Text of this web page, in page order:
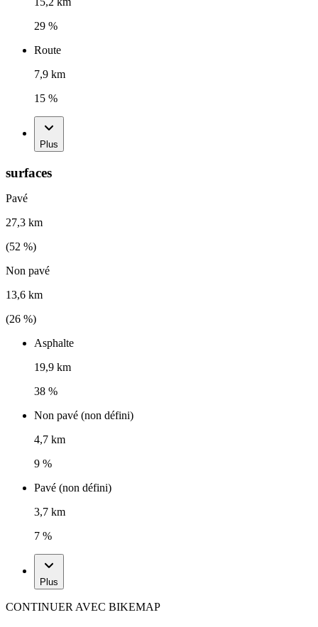
29 %
Route
7,9 km
15 %
Plus
surfaces
Pavé
27,3 km
(52 %)
Non pavé
13,6 km
(26 %)
Asphalte
19,9 km
38 %
Non pavé (non défini)
4,7 km
9 %
Pavé (non défini)
3,7 km
7 %
Plus
CONTINUER AVEC BIKEMAP